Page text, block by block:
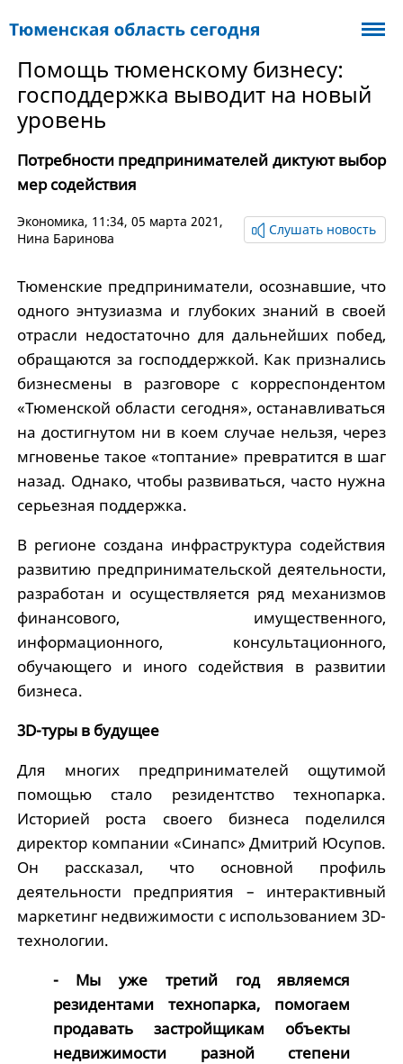
Помощь тюменскому бизнесу:
господдержка выводит на новый
уровень
Потребности предпринимателей диктуют выбор
мер содействия
Экономика, 11:34, 05 марта 2021,
Нина Баринова
Слушать новость
Тюменские предприниматели, осознавшие, что
одного энтузиазма и глубоких знаний в своей
отрасли недостаточно для дальнейших побед,
обращаются за господдержкой. Как признались
бизнесмены в разговоре с корреспондентом
«Тюменской области сегодня», останавливаться
на достигнутом ни в коем случае нельзя, через
мгновенье такое «топтание» превратится в шаг
назад. Однако, чтобы развиваться, часто нужна
серьезная поддержка.
В регионе создана инфраструктура содействия
развитию предпринимательской деятельности,
разработан и осуществляется ряд механизмов
финансового, имущественного,
информационного, консультационного,
обучающего и иного содействия в развитии
бизнеса.
3D-туры в будущее
Для многих предпринимателей ощутимой
помощью стало резидентство технопарка.
Историей роста своего бизнеса поделился
директор компании «Синапс» Дмитрий Юсупов.
Он рассказал, что основной профиль
деятельности предприятия – интерактивный
маркетинг недвижимости с использованием 3D-
технологии.
- Мы уже третий год являемся
резидентами технопарка, помогаем
продавать застройщикам объекты
недвижимости разной степени